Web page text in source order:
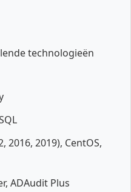
technologieën
2016, 2019), CentOS,
ADAudit Plus